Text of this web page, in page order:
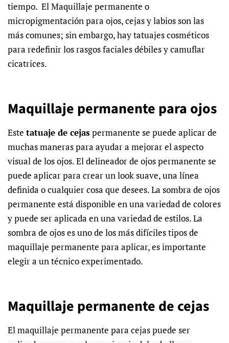
tiempo. El Maquillaje permanente o
micropigmentación para ojos, cejas y labios son las
más comunes; sin embargo, hay tatuajes cosméticos
para redefinir los rasgos faciales débiles y camuflar
cicatrices.
Maquillaje permanente para ojos
Este tatuaje de cejaspermanente se puede aplicar de
muchas maneras para ayudar a mejorar el aspecto
visual de los ojos. El delineador de ojos permanente se
puede aplicar para crear un look suave, una línea
definida o cualquier cosa que desees. La sombra de ojos
permanente está disponible en una variedad de colores
y puede ser aplicada en una variedad de estilos. La
sombra de ojos es uno de los más difíciles tipos de
maquillaje permanente para aplicar, es importante
elegir a un técnico experimentado.
Maquillaje permanente de cejas
El maquillaje permanente para cejas puede ser